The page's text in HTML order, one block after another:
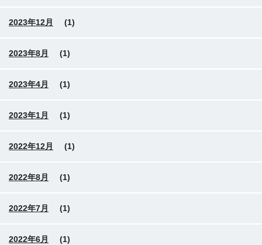
2023年12月 (1)
2023年8月 (1)
2023年4月 (1)
2023年1月 (1)
2022年12月 (1)
2022年8月 (1)
2022年7月 (1)
2022年6月 (1)